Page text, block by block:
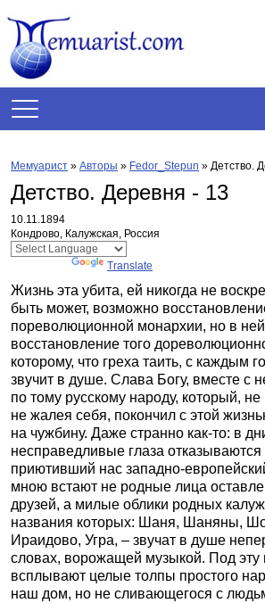
Мемуарист » Авторы » Fedor_Stepun » Детство.
Детство. Деревня - 13
10.11.1894
Кондрово, Калужская, Россия
Translate
Жизнь эта убита, ей никогда не
быть может, возможно
пореволюционной монархии, но в
восстановление того
которому, что греха таить, с каждым
звучит в душе. Слава Богу, вместе с
по тому русскому народу, который, не
не жалея себя, покончил с этой
на чужбину. Даже странно как-то: в
несправедливые глаза отказываются
приютивший нас западно-
мною встают не родные лица
друзей, а милые облики родных
названия которых: Шаня, Шаняны,
Ираидово, Угра, – звучат в душе
словах, ворожащей музыкой. Под эту
всплывают целые толпы простого
наш дом, но не сливающегося с